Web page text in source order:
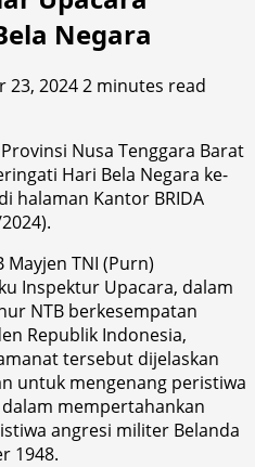
Negara
23, 20242 minutes read
Nusa Tenggara Barat
Hari Bela Negara ke-
halaman Kantor BRIDA
Mayjen TNI (Purn)
Inspektur Upacara, dalam
NTB berkesempatan
Republik Indonesia,
tersebut dijelaskan
untuk mengenang peristiwa
mempertahankan
angresi militer Belanda
1948.